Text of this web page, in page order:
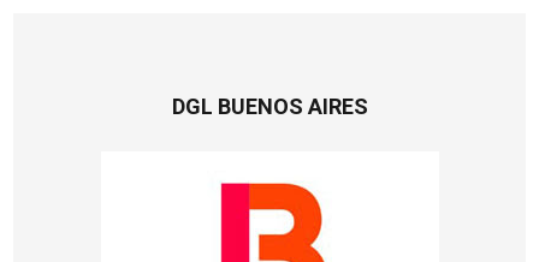
DGL BUENOS AIRES